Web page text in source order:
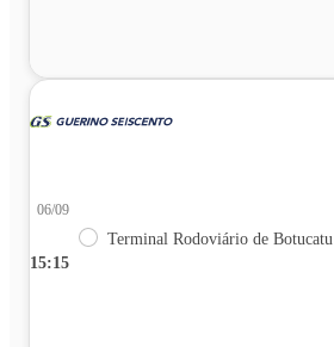
15:15
06/09
Terminal Rodoviário de Botucatu